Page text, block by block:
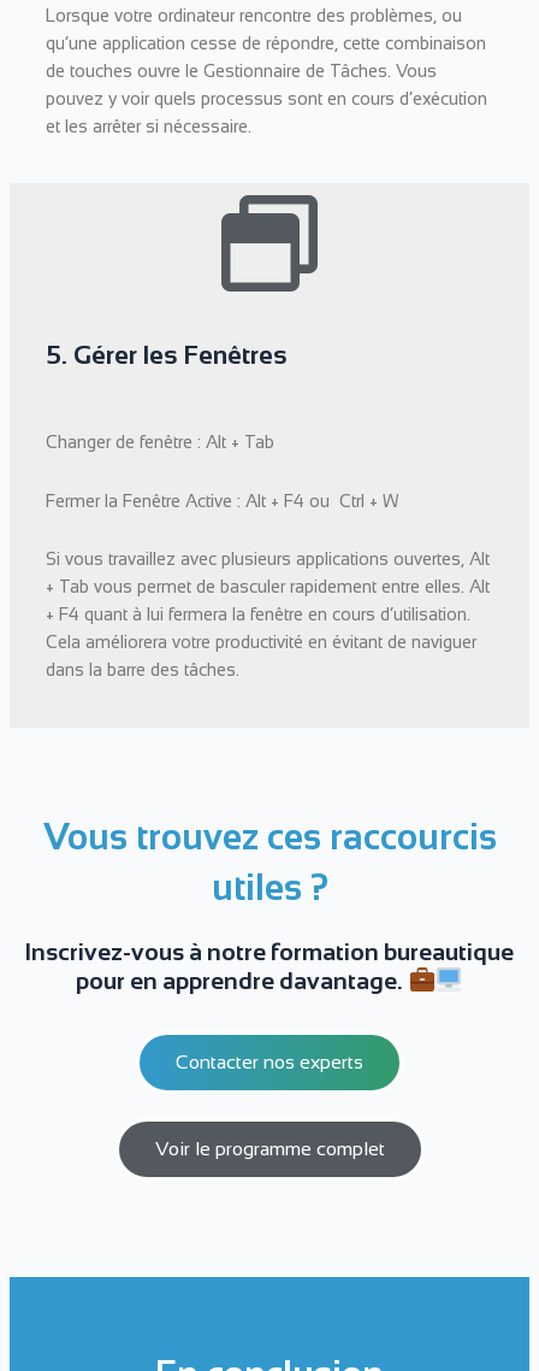
Lorsque votre ordinateur rencontre des problèmes, ou
qu’une application cesse de répondre, cette combinaison
de touches ouvre le Gestionnaire de Tâches. Vous
pouvez y voir quels processus sont en cours d’exécution
et les arrêter si nécessaire.
5. Gérer les Fenêtres
Changer de fenêtre : Alt + Tab
Fermer la Fenêtre Active : Alt + F4 ou Ctrl + W
Si vous travaillez avec plusieurs applications ouvertes, Alt
+ Tab vous permet de basculer rapidement entre elles. Alt
+ F4 quant à lui fermera la fenêtre en cours d’utilisation.
Cela améliorera votre productivité en évitant de naviguer
dans la barre des tâches.
Vous trouvez ces raccourcis
utiles ?
Inscrivez-vous à notre formation bureautique
pour en apprendre davantage.
Contacter nos experts
Voir le programme complet